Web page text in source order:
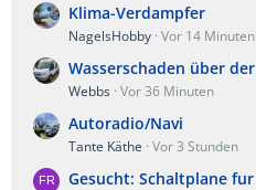
Klima-Verdampfer
NagelsHobby Vor 14 Minuten
Wasserschaden über
Webbs Vor 36 Minuten
Autoradio/Navi
Tante Käthe Vor 3 Stunden
Gesucht: Schaltplane